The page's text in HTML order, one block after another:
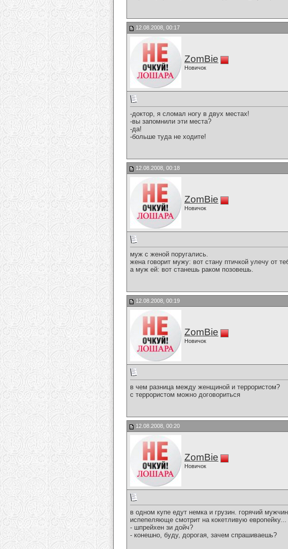
12.08.2008, 00:17
ZomBie
Новичок
-доктор, я сломал ногу в двух местах!
-вы запомнили эти места?
-да!
-больше туда не ходите!
12.08.2008, 00:18
ZomBie
Новичок
муж с женой поругались.
жена говорит мужу: вот стану птичкой улечу от
а муж ей: вот станешь раком позовешь.
12.08.2008, 00:19
ZomBie
Новичок
в чем разница между женщиной и террористом?
с террористом можно договориться
12.08.2008, 00:20
ZomBie
Новичок
в одном купе едут немка и грузин. горячий
испепеляюще смотрит на кокетливую европейку...
- шпрейхен зи дойч?
- конешно, буду, дорогая, зачем спрашиваешь?